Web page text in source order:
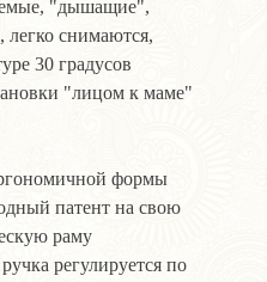
"дышащие",
легко снимаются,
30 градусов
"лицом к маме"
формы
патент на свою
раму
регулируется по